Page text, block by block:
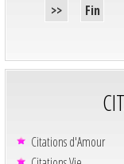
>> Fin
Citations d'Amour